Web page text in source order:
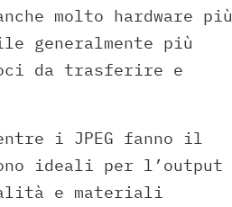
molto hardware più
generalmente più
da trasferire e
i JPEG fanno il
ideali per l’output
e materiali